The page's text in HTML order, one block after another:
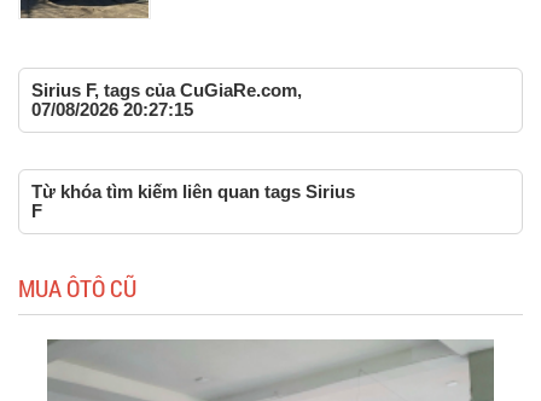
Sirius F, tags của CuGiaRe.com,
07/08/2026 20:27:15
Từ khóa tìm kiếm liên quan tags Sirius
F
MUA ÔTÔ CŨ